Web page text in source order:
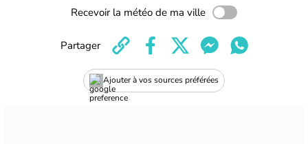
Recevoir la météo de ma ville
Ajouter à vos sources préférées
Partager